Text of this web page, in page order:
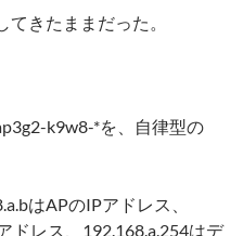
きたままだった。
k9w8-*を、自律型の
はAPのIPアドレス、
ドレス、192.168.a.254はデ